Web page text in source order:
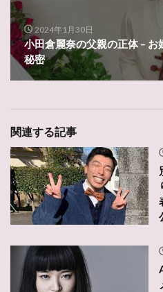
2024年1月30日
小田倉麗奈の父親の正体 –
秘密
関連する記事